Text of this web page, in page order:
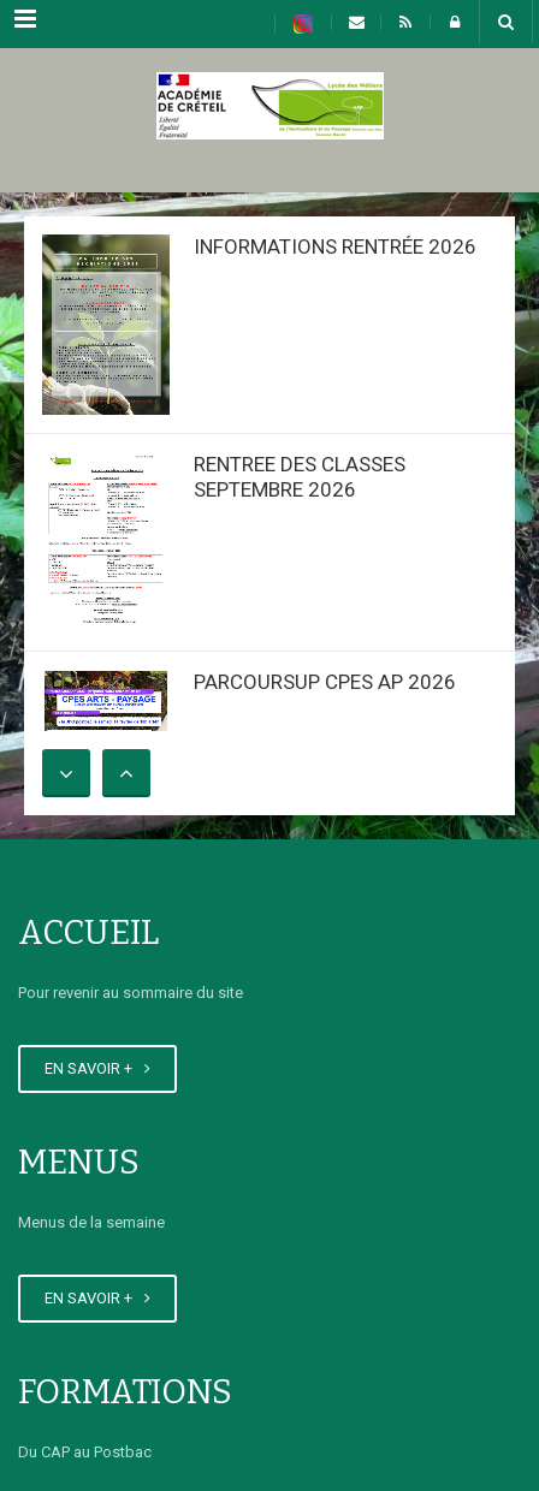
Menu
INFORMATIONS RENTRÉE 2026
RENTREE DES CLASSES
SEPTEMBRE 2026
PARCOURSUP CPES AP 2026
ACCUEIL
Pour revenir au sommaire du site
EN SAVOIR +
MENUS
Menus de la semaine
EN SAVOIR +
FORMATIONS
Du CAP au Postbac